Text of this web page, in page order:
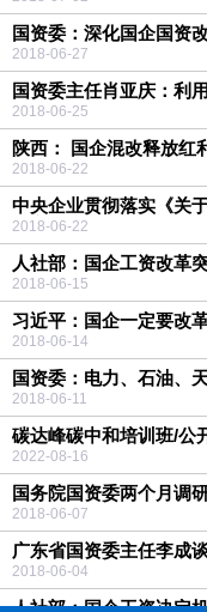
国资委：深化国企国资
2018-06-27
国资委主任肖亚庆：利
2018-06-25
陕西： 国企混改释放红
2018-06-22
中央企业贯彻落实《关
在京召开
2018-06-22
人社部：国企工资改革
2018-06-15
习近平：国企一定要改
2018-06-14
国资委：电力、石油、
2018-06-11
碳达峰碳中和培训班/公
2022-08-16
国务院国资委两个月调
2018-06-07
广东省国资委主任李成
2018-06-04